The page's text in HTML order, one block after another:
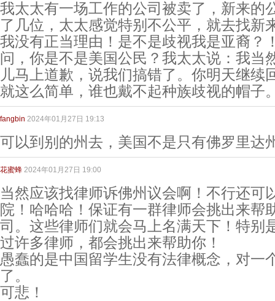
我太太有一场工作的公司被卖了，新来的
了几位，太太感觉特别不公平，就去找新
我没有正当理由！是不是歧视我是亚裔？
问，你是不是美国公民？我太太说：我当
儿马上道歉，说我们搞错了。你明天继续
就这么简单，谁也戴不起种族歧视的帽子
fangbin 2024年01月27日 19:13
可以到别的州去，美国不是只有佛罗里达
花蜜蜂 2024年01月27日 19:00
当然应该找律师诉佛州议会啊！不行还可
院！哈哈哈！保证有一群律师会挑出来帮
司。这些律师们就会马上名满天下！特别
过许多律师，都会挑出来帮助你！
愚蠢的是中国留学生没有法律概念，对一
了。
可悲！